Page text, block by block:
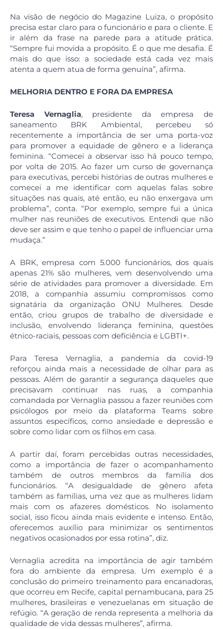
Na visão de negócio do Magazine Luiza, o propósito
precisa estar claro para o funcionário e para o cliente. E
ir além da frase na parede para a atitude prática.
“Sempre fui movida a propósito. É o que me desafia. É
mais do que isso: a sociedade está cada vez mais
atenta a quem atua de forma genuína”, afirma.
MELHORIA DENTRO E FORA DA EMPRESA
Teresa Vernaglia, presidente da empresa de
saneamento BRK Ambiental, percebeu só
recentemente a importância de ser uma porta-voz
para promover a equidade de gênero e a liderança
feminina. “Comecei a observar isso há pouco tempo,
por volta de 2015. Ao fazer um curso de governança
para executivas, percebi histórias de outras mulheres e
comecei a me identificar com aquelas falas sobre
situações nas quais, até então, eu não enxergava um
problema”, conta. “Por exemplo, sempre fui a única
mulher nas reuniões de executivos. Entendi que não
deve ser assim e que tenho o papel de influenciar uma
mudaça.”
A BRK, empresa com 5.000 funcionários, dos quais
apenas 21% são mulheres, vem desenvolvendo uma
série de atividades para promover a diversidade. Em
2018, a companhia assumiu compromissos como
signatária da organização ONU Mulheres. Desde
então, criou grupos de trabalho de diversidade e
inclusão, envolvendo liderança feminina, questões
étnico-raciais, pessoas com deficiência e LGBTI+.
Para Teresa Vernaglia, a pandemia da covid-19
reforçou ainda mais a necessidade de olhar para as
pessoas. Além de garantir a segurança daqueles que
precisavam continuar nas ruas, a companhia
comandada por Vernaglia passou a fazer reuniões com
psicólogos por meio da plataforma Teams sobre
assuntos específicos, como ansiedade e depressão e
sobre como lidar com os filhos em casa.
A partir daí, foram percebidas outras necessidades,
como a importância de fazer o acompanhamento
também de outros membros da família dos
funcionários. “A desigualdade de gênero afeta
também as famílias, uma vez que as mulheres lidam
mais com os afazeres domésticos. No isolamento
social, isso ficou ainda mais evidente e intenso. Então,
oferecemos auxílio para minimizar os sentimentos
negativos ocasionados por essa rotina”, diz.
Vernaglia acredita na importância de agir também
fora do ambiente da empresa. Um exemplo é a
conclusão do primeiro treinamento para encanadoras,
que ocorreu em Recife, capital pernambucana, para 25
mulheres, brasileiras e venezuelanas em situação de
refúgio. “A geração de renda representa a melhoria da
qualidade de vida dessas mulheres”, afirma.